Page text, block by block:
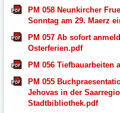
PM 058 Neunkircher
Sonntag am 29. Maerz
PM 057 Ab sofort
Osterferien.pdf
PM 056 Tiefbauarbeiten
PM 055
Jehovas in der
Stadtbibliothek.pdf